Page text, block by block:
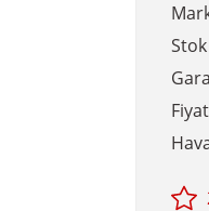
Fiyat